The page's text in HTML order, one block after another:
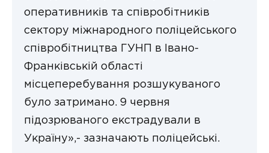
оперативників та співробітників
сектору міжнародного поліцейського
співробітництва ГУНП в Івано-
Франківській області
місцеперебування розшукуваного
було затримано. 9 червня
підозрюваного екстрадували в
Україну»,- зазначають поліцейські.